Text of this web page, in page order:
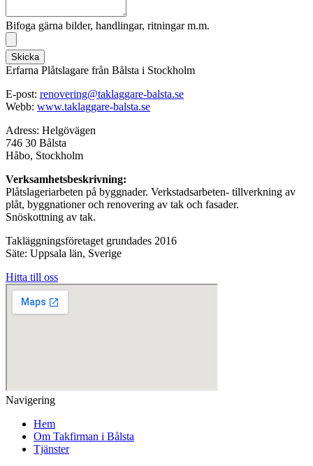
Bifoga gärna bilder, handlingar, ritningar m.m.
Skicka
Erfarna Plåtslagare från Bålsta i Stockholm
E-post: renovering@taklaggare-balsta.se
Webb: www.taklaggare-balsta.se
Adress: Helgövägen
746 30 Bålsta
Håbo, Stockholm
Verksamhetsbeskrivning:
Plåtslageriarbeten på byggnader. Verkstadsarbeten- tillverkning av
plåt, byggnationer och renovering av tak och fasader.
Snöskottning av tak.
Takläggningsföretaget grundades 2016
Säte: Uppsala län, Sverige
Hitta till oss
Navigering
Hem
Om Takfirman i Bålsta
Tjänster